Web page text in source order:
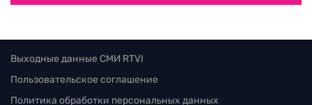
Выходные данные СМИ RTVI
Пользовательское соглашение
Политика обработки персональных данных